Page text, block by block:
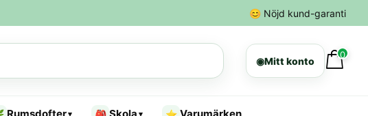
😊 Nöjd kund-garanti
◉Mitt konto
0
▾ ▾